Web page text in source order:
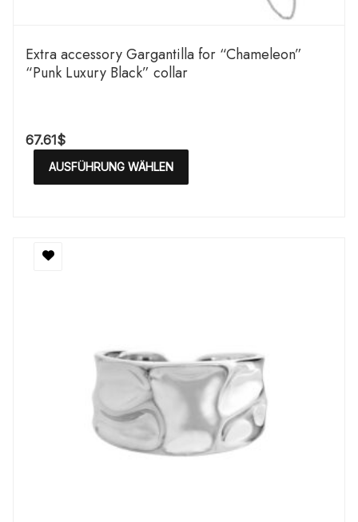
Extra accessory Gargantilla for “Chameleon”
“Punk Luxury Black” collar
67.61$
AUSFÜHRUNG WÄHLEN